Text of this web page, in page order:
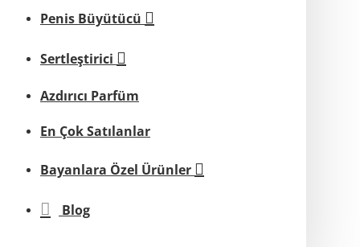
Penis Büyütücü
Sertleştirici
Azdırıcı Parfüm
En Çok Satılanlar
Bayanlara Özel Ürünler
Blog